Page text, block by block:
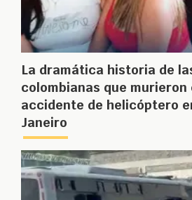
La dramática historia de
colombianas que murieron
accidente de helicóptero
Janeiro